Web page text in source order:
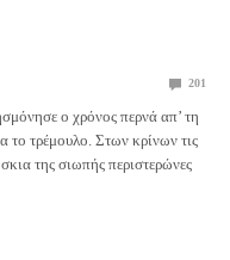
201
ο χρόνος περνά απ’ τη
το τρέμουλο. Στων κρίνων τις
της σιωπής περιστερώνες